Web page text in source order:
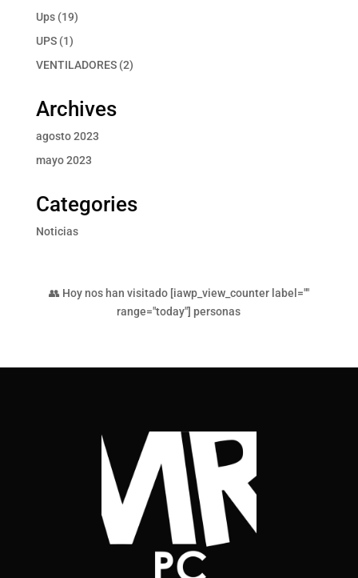
Ups 1919
UPS 11
producto
VENTILADORES 22
Archives
agosto 2023
mayo 2023
Categories
Noticias
👥 Hoy nos han visitado [iawp_view_counter label=""
range="today"] personas